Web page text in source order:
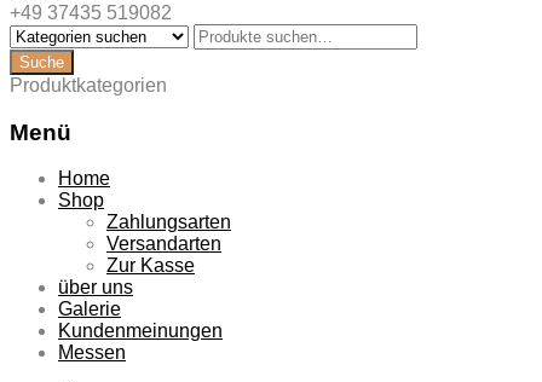
+49 37435 519082
Produktkategorien
Menü
Zum
Inhalt
Home
Shop
Zahlungsarten
Versandarten
Zur Kasse
über uns
Galerie
Kundenmeinungen
Messen